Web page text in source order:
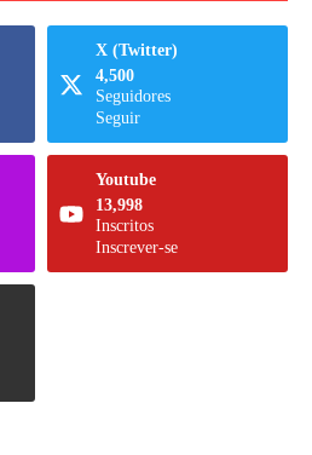
X (Twitter)
4,500
Seguidores
Seguir
Youtube
13,998
Inscritos
Inscrever-se